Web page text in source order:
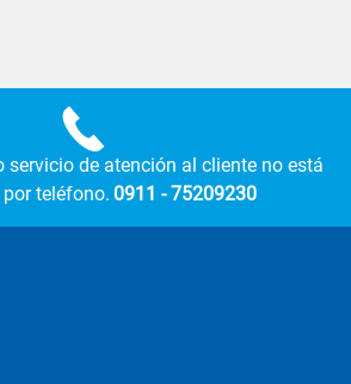
servicio de atención al cliente no está
teléfono. 0911 - 75209230